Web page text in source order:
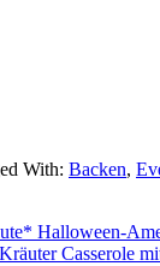
With: Backen,
Halloween-
Casserole